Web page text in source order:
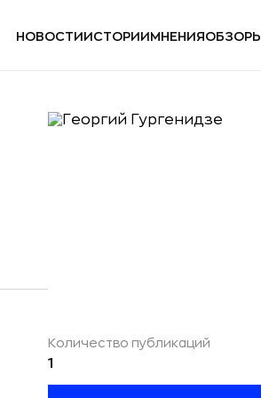
НОВОСТИ ИСТОРИИ МНЕНИЯ ОБЗОРЫ
Количество публикаций
1